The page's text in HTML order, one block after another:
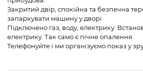
Закритий двір, спокійна та безпечна
запаркувати машину у дворі
Підключено газ, воду, електрику.
електрику. Так само є пічне опалення.
Телефонуйте і ми організуємо показ у